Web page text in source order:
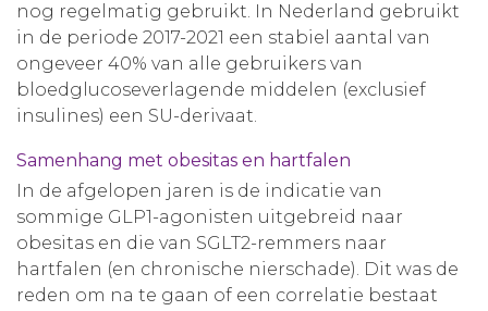
nog regelmatig gebruikt. In Nederland gebruikt
in de periode 2017-2021 een stabiel aantal van
ongeveer 40% van alle gebruikers van
bloedglucoseverlagende middelen (exclusief
insulines) een SU-derivaat.
Samenhang met obesitas en hartfalen
In de afgelopen jaren is de indicatie van
sommige GLP1-agonisten uitgebreid naar
obesitas en die van SGLT2-remmers naar
hartfalen (en chronische nierschade). Dit was de
reden om na te gaan of een correlatie bestaat